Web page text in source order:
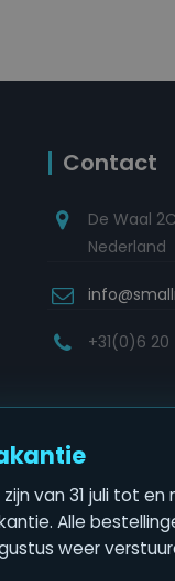
Contact
De Waal
Nederland
+31(0)6
zijn van 31 juli tot
Alle
weer